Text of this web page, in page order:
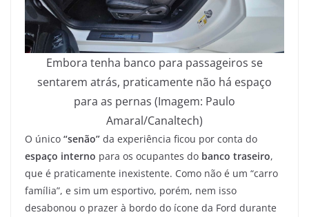
Embora tenha banco para passageiros se
sentarem atrás, praticamente não há espaço
para as pernas (Imagem: Paulo
Amaral/Canaltech)
O único “senão” da experiência ficou por conta do
espaço interno para os ocupantes do banco traseiro,
que é praticamente inexistente. Como não é um “carro
família”, e sim um esportivo, porém, nem isso
desabonou o prazer à bordo do ícone da Ford durante